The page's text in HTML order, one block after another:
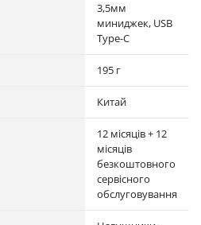
3,5мм
миниджек, USB
Type-C
195 г
Китай
12 місяців + 12
місяців
безкоштовного
сервісного
обслуговування